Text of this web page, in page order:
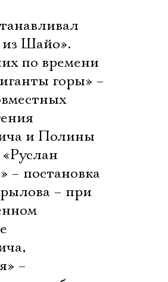
Шайо».
по времени
горы» –
и Полины
– постановка
– при
–